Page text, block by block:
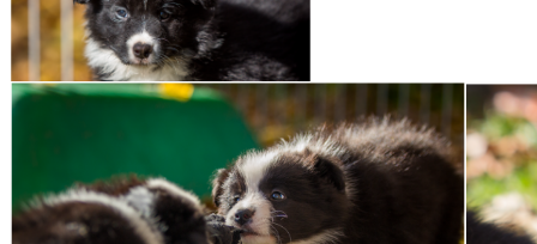
01|11|2015 – Broad­me­a­dows
01|11|2015 – Broad­me­a­dows
Cloud Rider, »Bran«